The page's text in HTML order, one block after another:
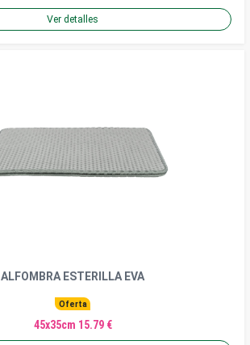
Ver detalles
ALFOMBRA ESTERILLA EVA
Oferta
45x35cm 15.79 €